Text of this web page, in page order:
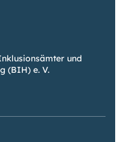
und
(BIH) e. V.